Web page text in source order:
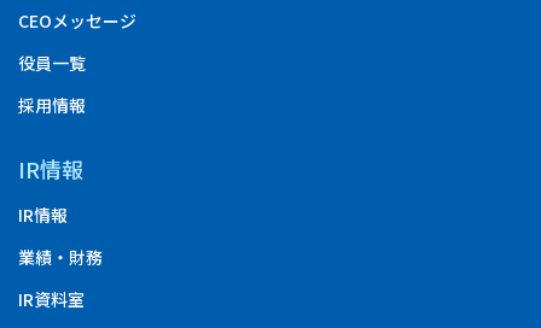
CEOメッセージ
役員一覧
採用情報
IR情報
IR情報
業績・財務
IR資料室